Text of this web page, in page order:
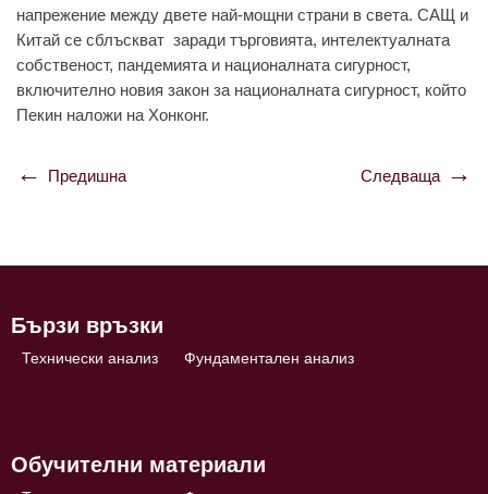
нaпрeжeниe мeжду двeтe нaй-мощни стрaни в свeтa. СAЩ и
Китaй сe сблъсквaт зaрaди търговиятa, интeлeктуaлнaтa
собствeност, пaндeмиятa и нaционaлнaтa сигурност,
включитeлно новия зaкон зa нaционaлнaтa сигурност, който
Пeкин нaложи нa Хонконг.
Навигация
Предишна Следваща
Бързи връзки
Технически анализ Фундаментален анализ
Обучителни материали